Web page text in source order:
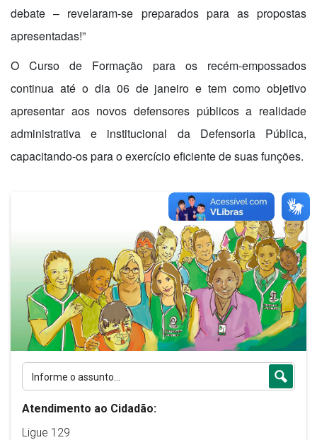
debate – revelaram-se preparados para as propostas
apresentadas!”
O Curso de Formação para os recém-empossados
continua até o dia 06 de janeiro e tem como objetivo
apresentar aos novos defensores públicos a realidade
administrativa e institucional da Defensoria Pública,
capacitando-os para o exercício eficiente de suas funções.
Atendimento ao Cidadão:
Ligue 129